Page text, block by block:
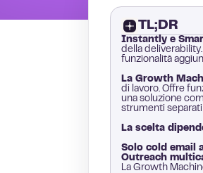
TL;DR
Instantly e
della
funzionalità
La Growth
di lavoro. Offre
una soluzione
strumenti separati
La scelta
Solo cold email
Outreach
La Growth